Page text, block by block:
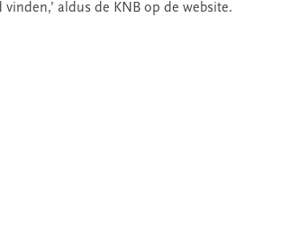
aldus de KNB op de website.